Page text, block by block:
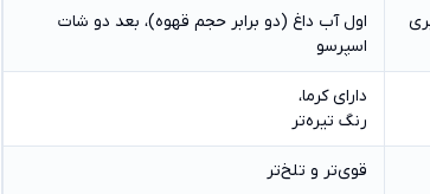
برابری
اول آب داغ (دو برابر حجم قهوه)، بعد دو شات
اسپرسو
دارای کرما،
رنگ تیره‌تر
قوی‌تر و تلخ‌تر